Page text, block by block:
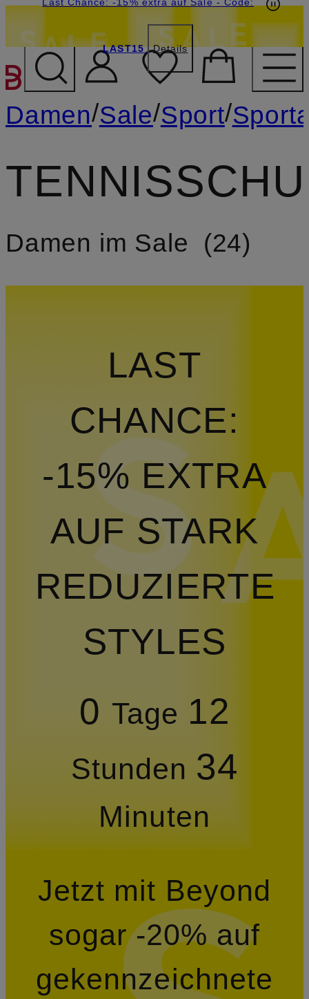
ZUM HAUPTINHALT
LAST15 Details
Damen/Sale/Sport/
Damen im Sale 24
LAST
CHANCE:
-15% EXTRA
AUF STARK
REDUZIERTE
STYLES
0 Tage 12
Stunden 34
Minuten
Jetzt mit Beyond
sogar -20% auf
gekennzeichnete